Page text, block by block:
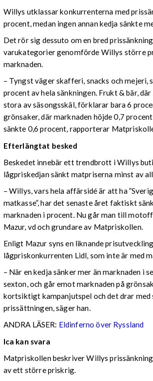
Willys utklassar konkurrenterna med
procent, medan ingen annan kedja sänkte
Det rör sig dessuto om en bred
varukategorier genomförde Willys större
marknaden.
– Tyngst väger skafferi, snacks och mejeri,
procent av hela sänkningen. Frukt & bär,
stora av säsongsskäl, förklarar bara 6
grönsaker, där marknaden höjde 0,7
sänkte 0,6 procent, rapporterar
Efterlängtat besked
Beskedet innebär ett trendbrott i Willys
lågpriskedjan sänkt matpriserna minst av
– Willys, vars hela affärsidé är att ha
matkasse”, har det senaste året faktiskt
marknaden i procent. Nu går man till
Mazur, vd och grundare av Matpriskollen.
Enligt Mazur syns en liknande
lågpriskonkurrenten Lidl, som inte är med
– När en kedja sänker mer än marknaden i
sexton, och går emot marknaden på
kortsiktigt kampanjutspel och det drar med
prissättningen, säger han.
ANDRA LÄSER: Eldinferno över Ryssland
Ica kan svara
Matpriskollen beskriver Willys
av ett större priskrig.